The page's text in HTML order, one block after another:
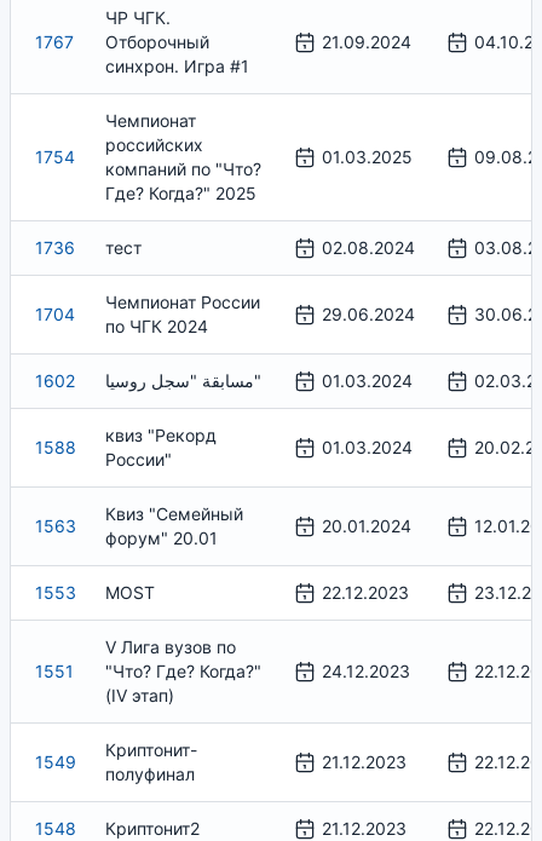
1767
ЧР ЧГК.
Отборочный
синхрон. Игра #1
21.09.2024
1754
Чемпионат
российских
компаний по "Что?
Где? Когда?" 2025
01.03.2025
1736 тест 02.08.2024
1704
Чемпионат России
по ЧГК 2024
29.06.2024
1602 مسابقة "سجل روسيا" 01.03.2024
1588
квиз "Рекорд
России"
01.03.2024
1563
Квиз "Семейный
форум" 20.01
20.01.2024
1553 MOST 22.12.2023
1551
V Лига вузов по
"Что? Где? Когда?"
(IV этап)
24.12.2023
1549
Криптонит-
полуфинал
21.12.2023
1548 Криптонит2 21.12.2023